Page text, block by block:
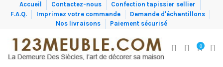
Accueil Contactez-nous
Confection tapissier sellier
F.A.Q.
Imprimez votre commande
Demande d'échantillons
Nos livraisons
Paiement sécurisé
0